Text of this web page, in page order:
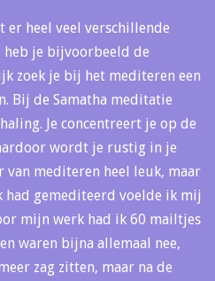
er heel veel verschillende
heb je bijvoorbeeld de
zoek je bij het mediteren een
Bij de Samatha meditatie
Je concentreert je op de
wordt je rustig in je
van mediteren heel leuk, maar
gemediteerd voelde ik mij
mijn werk had ik 60 mailtjes
waren bijna allemaal nee,
zag zitten, maar na de